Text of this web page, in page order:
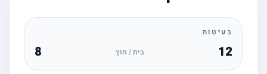
בעיטות
12 בית / חוץ